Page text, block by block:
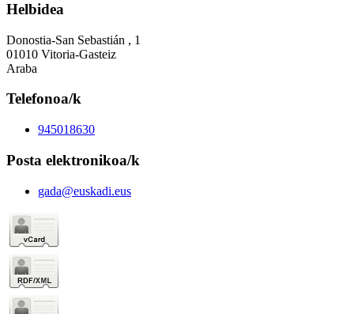
Helbidea
Donostia-San Sebastián , 1
01010 Vitoria-Gasteiz
Araba
Telefonoa/k
945018630
Posta elektronikoa/k
gada@euskadi.eus